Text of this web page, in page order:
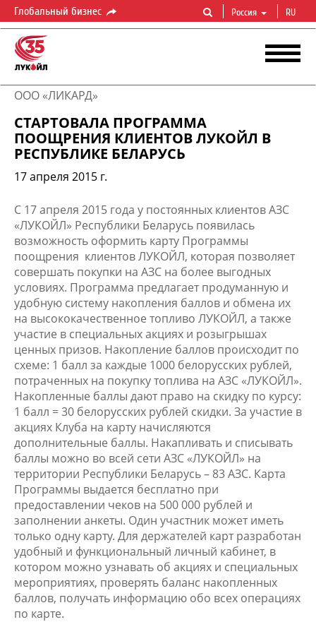
Глобальный бизнес Россия RU
ООО «ЛИКАРД»
СТАРТОВАЛА ПРОГРАММА
ПООЩРЕНИЯ КЛИЕНТОВ ЛУКОЙЛ В
РЕСПУБЛИКЕ БЕЛАРУСЬ
17 апреля 2015 г.
С 17 апреля 2015 года у постоянных клиентов АЗС
«ЛУКОЙЛ» Республики Беларусь появилась
возможность оформить карту Программы
поощрения клиентов ЛУКОЙЛ, которая позволяет
совершать покупки на АЗС на более выгодных
условиях. Программа предлагает продуманную и
удобную систему накопления баллов и обмена их
на высококачественное топливо ЛУКОЙЛ, а также
участие в специальных акциях и розыгрышах
ценных призов. Накопление баллов происходит по
схеме: 1 балл за каждые 1000 белорусских рублей,
потраченных на покупку топлива на АЗС «ЛУКОЙЛ».
Накопленные баллы дают право на скидку по курсу:
1 балл = 30 белорусских рублей скидки. За участие в
акциях Клуба на карту начисляются
дополнительные баллы. Накапливать и списывать
баллы можно во всей сети АЗС «ЛУКОЙЛ» на
территории Республики Беларусь – 83 АЗС. Карта
Программы выдается бесплатно при
предоставлении чеков на 500 000 рублей и
заполнении анкеты. Один участник может иметь
только одну карту. Для держателей карт разработан
удобный и функциональный личный кабинет, в
котором можно узнавать об акциях и специальных
мероприятиях, проверять баланс накопленных
баллов, получать информацию обо всех операциях
по карте.